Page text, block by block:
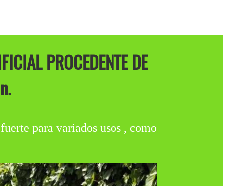
PROCEDENTE DE
para variados usos , como